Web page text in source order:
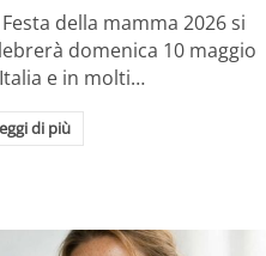
Festa della mamma 2026 si
domenica 10 maggio
e in molti…
di più